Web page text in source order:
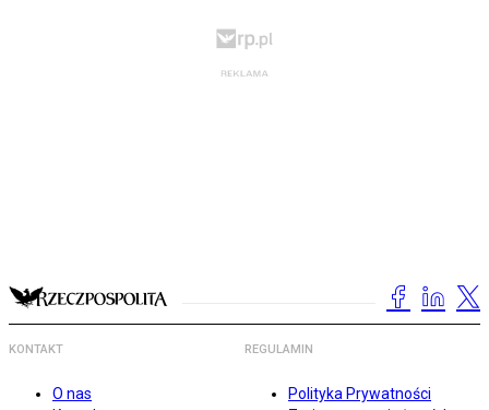
KONTAKT
O nas
REGULAMIN
Polityka Prywatności